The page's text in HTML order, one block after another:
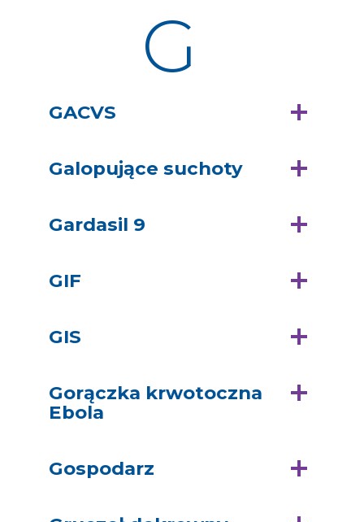
G
GACVS
Galopujące suchoty
Gardasil 9
GIF
GIS
Gorączka krwotoczna
Ebola
Gospodarz